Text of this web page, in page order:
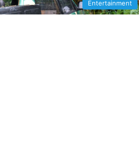
Entertainment